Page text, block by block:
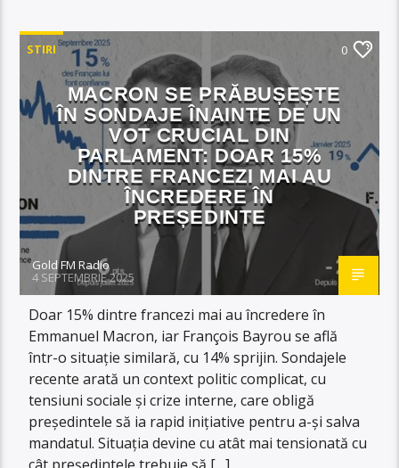
STIRI 0
MACRON SE PRĂBUȘEȘTE
ÎN SONDAJE ÎNAINTE DE UN
VOT CRUCIAL DIN
PARLAMENT: DOAR 15%
DINTRE FRANCEZI MAI AU
ÎNCREDERE ÎN
PREȘEDINTE
Gold FM Radio
4 SEPTEMBRIE 2025
Doar 15% dintre francezi mai au încredere în
Emmanuel Macron, iar François Bayrou se află
într-o situație similară, cu 14% sprijin. Sondajele
recente arată un context politic complicat, cu
tensiuni sociale și crize interne, care obligă
președintele să ia rapid inițiative pentru a-și salva
mandatul. Situația devine cu atât mai tensionată cu